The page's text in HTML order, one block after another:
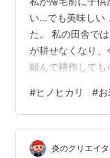
い…でも美味しい
た。 私の田舎で
が耕せなくなり
頼んで耕作しても
る人の稲に雑草の
うちも、昔は転
て耕し、自宅分
いた。私たちが家
#ヒノヒカリ #
炎のクリエイ